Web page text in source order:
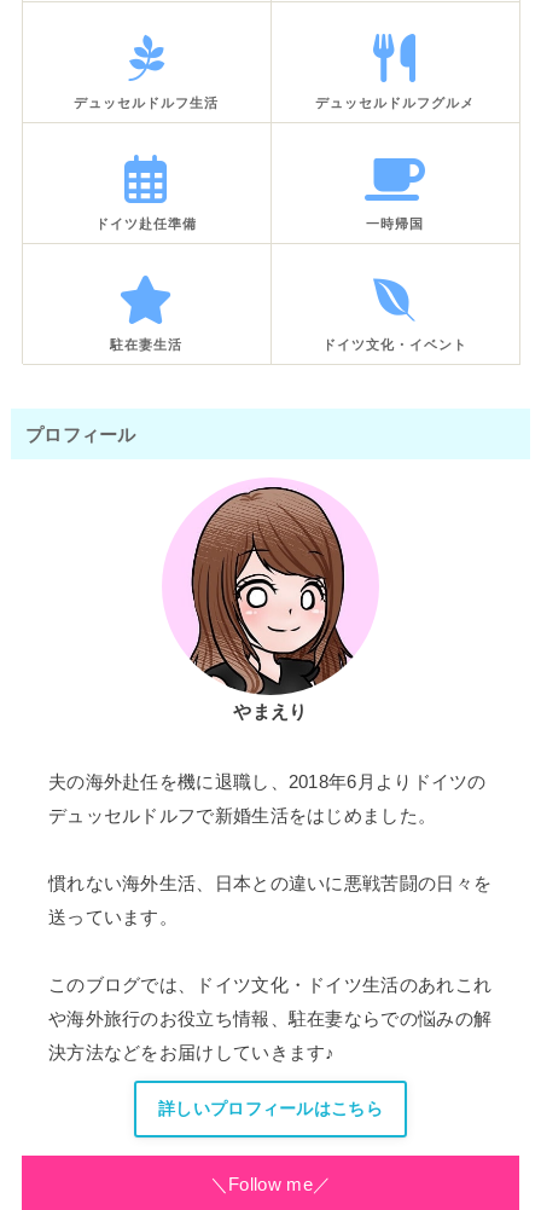
デュッセルドルフ生活 デュッセルドルフグルメ
ドイツ赴任準備 一時帰国
駐在妻生活 ドイツ文化・イベント
プロフィール
やまえり
夫の海外赴任を機に退職し、2018年6月よりドイツの
デュッセルドルフで新婚生活をはじめました。
慣れない海外生活、日本との違いに悪戦苦闘の日々を
送っています。
このブログでは、ドイツ文化・ドイツ生活のあれこれ
や海外旅行のお役立ち情報、駐在妻ならでの悩みの解
決方法などをお届けしていきます♪
詳しいプロフィールはこちら
＼Follow me／